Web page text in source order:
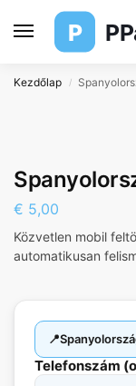
P
Kezdőlap /
€ 5,00
Közvetlen mobil
automatikusan
Telefonszám